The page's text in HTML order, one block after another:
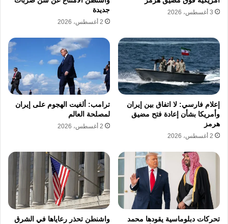
3 أغسطس، 2026
جديدة
2 أغسطس، 2026
إعلام فارسي: لا اتفاق بين إيران
وأمريكا بشأن إعادة فتح مضيق
هرمز
2 أغسطس، 2026
ترامب: ألغيت الهجوم على إيران
لمصلحة العالم
2 أغسطس، 2026
تحركات دبلوماسية يقودها محمد
واشنطن تحذر رعاياها في الشرق